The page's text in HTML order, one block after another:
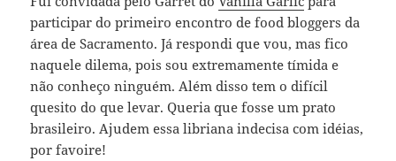
participar do primeiro encontro de food bloggers da
área de Sacramento. Já respondi que vou, mas fico
naquele dilema, pois sou extremamente tímida e
não conheço ninguém. Além disso tem o difícil
quesito do que levar. Queria que fosse um prato
brasileiro. Ajudem essa libriana indecisa com idéias,
por favoire!